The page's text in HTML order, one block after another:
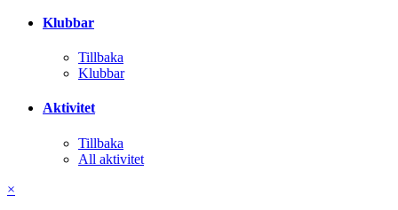
Klubbar
Tillbaka
Klubbar
Aktivitet
Tillbaka
All aktivitet
×